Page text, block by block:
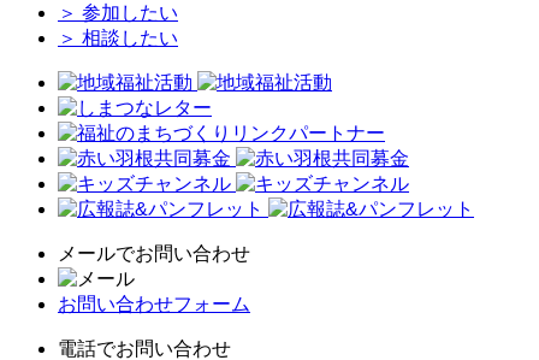
＞ 参加したい
＞ 相談したい
メールでお問い合わせ
お問い合わせフォーム
電話でお問い合わせ